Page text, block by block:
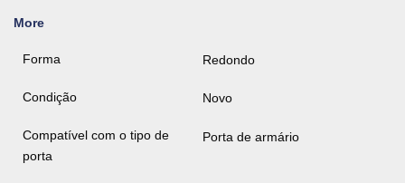
More
Forma Redondo
Condição Novo
Compatível com o tipo de
porta
Porta de armário